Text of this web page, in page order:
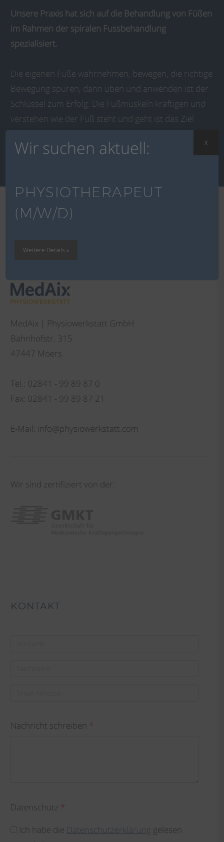
Unsere Praxis hat sich auf die Behandlung von Füßen
im Rahmen der spiralen Fussbehandlung
spezialisiert.
Die eigenen Füße wahrnehmen, bewegen, die richtige
Bewegung spüren, dann üben und anwenden ist der
Schlüssel zum Erfolg. Die Fußmuskeln kräftigen und
verstehen wie der Fuß steht und geht ist das Ziel
unserer spiralen Fußbehandlung.
PHYSIOWERKSTATT
MedAix | Physiowerkstatt GmbH
Bahnhofstr. 315
47447 Moers
Tel.: ‍02841 - 99 89 87 0
Fax: ‍02841 - 99 89 87 21
E-Mail: info@physiowerkstatt.com
Wir sind zertifiziert von der:
KONTAKT
Nachricht schreiben *
Datenschutz *
Ich habe die Datenschutzerklärung gelesen
Wir suchen aktuell:
PHYSIOTHERAPEUT
(M/W/D)
Weitere Details »
X